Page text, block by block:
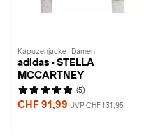
Kapuzenjacke · Damen
adidas · STELLA
MCCARTNEY
(5) 1
CHF 91,99 UVP CHF 131,95